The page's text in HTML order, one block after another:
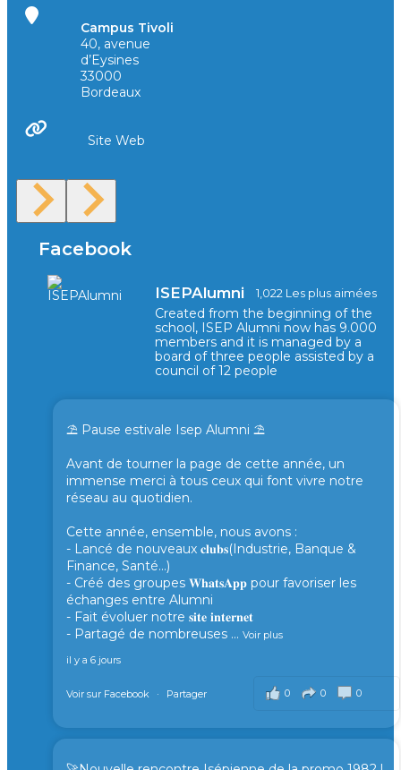
Campus Tivoli
40, avenue
d’Eysines
33000
Bordeaux
Site Web
Facebook
ISEPAlumni 1,022 Les plus aimées
Created from the beginning of the
school, ISEP Alumni now has 9.000
members and it is managed by a
board of three people assisted by a
council of 12 people
⛱️ Pause estivale Isep Alumni ⛱️
Avant de tourner la page de cette année, un
immense merci à tous ceux qui font vivre notre
réseau au quotidien.
Cette année, ensemble, nous avons :
- Lancé de nouveaux 𝐜𝐥𝐮𝐛𝐬(Industrie, Banque &
Finance, Santé...)
- Créé des groupes 𝐖𝐡𝐚𝐭𝐬𝐀𝐩𝐩 pour favoriser les
échanges entre Alumni
- Fait évoluer notre 𝐬𝐢𝐭𝐞 𝐢𝐧𝐭𝐞𝐫𝐧𝐞𝐭
- Partagé de nombreuses ... Voir plus
il y a 6 jours
0 0 0
Voir sur Facebook · Partager